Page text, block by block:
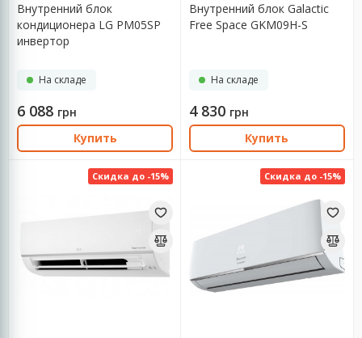
Внутренний блок
кондиционера LG PM05SP
инвертор
На складе
6 088 грн
Купить
Внутренний блок Galactic
Free Space GKM09H-S
На складе
4 830 грн
Купить
Скидка до -15% Скидка до -15%